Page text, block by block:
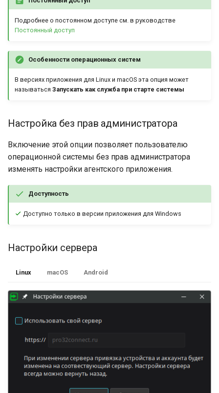
Подробнее о постоянном доступе см. в руководстве
Постоянный доступ
Особенности операционных систем
В версиях приложения для Linux и macOS эта опция может
называться Запускать как служба при старте системы
Настройка без прав администратора
Включение этой опции позволяет пользователю
операционной системы без прав администратора
изменять настройки агентского приложения.
Доступность
Доступно только в версии приложения для Windows
Настройки сервера
Linux macOS Android